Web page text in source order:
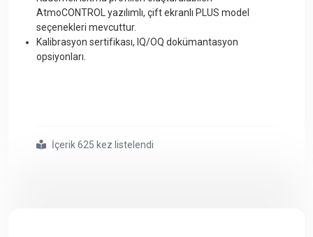
AtmoCONTROL yazılımlı, çift ekranlı PLUS model
seçenekleri mevcuttur.
Kalibrasyon sertifikası, IQ/OQ dokümantasyon
opsiyonları
#memmert un450 etüv
İçerik 625 kez listelendi